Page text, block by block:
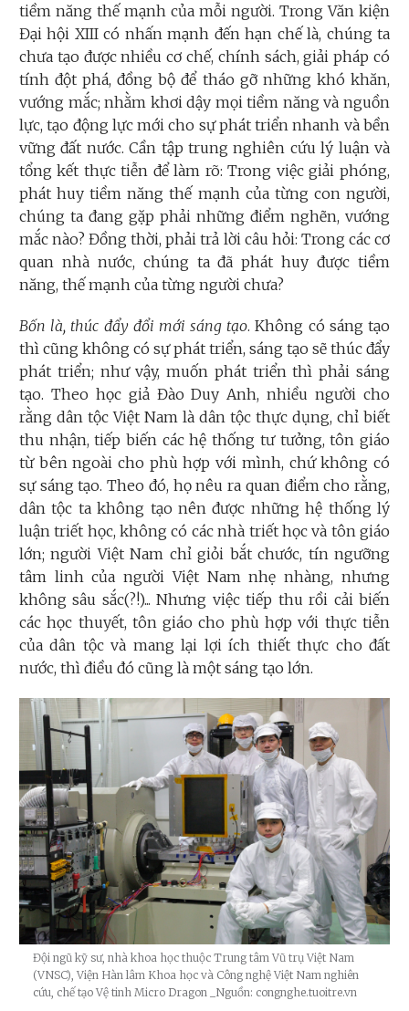
tiềm năng thế mạnh của mỗi người. Trong Văn kiện
Đại hội XIII có nhấn mạnh đến hạn chế là, chúng ta
chưa tạo được nhiều cơ chế, chính sách, giải pháp có
tính đột phá, đồng bộ để tháo gỡ những khó khăn,
vướng mắc; nhằm khơi dậy mọi tiềm năng và nguồn
lực, tạo động lực mới cho sự phát triển nhanh và bền
vững đất nước. Cần tập trung nghiên cứu lý luận và
tổng kết thực tiễn để làm rõ: Trong việc giải phóng,
phát huy tiềm năng thế mạnh của từng con người,
chúng ta đang gặp phải những điểm nghẽn, vướng
mắc nào? Đồng thời, phải trả lời câu hỏi: Trong các cơ
quan nhà nước, chúng ta đã phát huy được tiềm
năng, thế mạnh của từng người chưa?
Bốn là, thúc đẩy đổi mới sáng tạo. Không có sáng tạo
thì cũng không có sự phát triển, sáng tạo sẽ thúc đẩy
phát triển; như vậy, muốn phát triển thì phải sáng
tạo. Theo học giả Đào Duy Anh, nhiều người cho
rằng dân tộc Việt Nam là dân tộc thực dụng, chỉ biết
thu nhận, tiếp biến các hệ thống tư tưởng, tôn giáo
từ bên ngoài cho phù hợp với mình, chứ không có
sự sáng tạo. Theo đó, họ nêu ra quan điểm cho rằng,
dân tộc ta không tạo nên được những hệ thống lý
luận triết học, không có các nhà triết học và tôn giáo
lớn; người Việt Nam chỉ giỏi bắt chước, tín ngưỡng
tâm linh của người Việt Nam nhẹ nhàng, nhưng
không sâu sắc(?!)... Nhưng việc tiếp thu rồi cải biến
các học thuyết, tôn giáo cho phù hợp với thực tiễn
của dân tộc và mang lại lợi ích thiết thực cho đất
nước, thì điều đó cũng là một sáng tạo lớn.
Đội ngũ kỹ sư, nhà khoa học thuộc Trung tâm Vũ trụ Việt Nam
(VNSC), Viện Hàn lâm Khoa học và Công nghệ Việt Nam nghiên
cứu, chế tạo Vệ tinh Micro Dragon
_Nguồn: congnghe.tuoitre.vn